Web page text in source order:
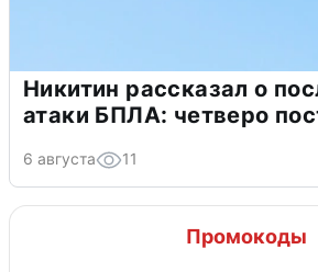
Никитин рассказал о
атаки БПЛА: четверо
6 августа 11
Промокоды